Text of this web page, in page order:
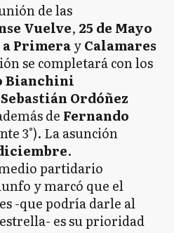
de las
Vuelve, 25 de Mayo
a PrimerayCalamares
se completará con los
Bianchini
Sebastián Ordóñez
de Fernando
3°). La asunción
.
partidario
y marcó que el
-que podría darle al
es su prioridad